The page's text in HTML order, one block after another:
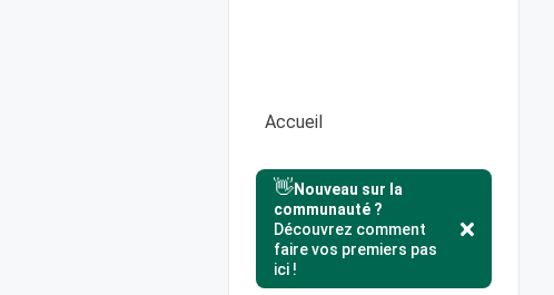
Accueil
👋Nouveau sur la
communauté ?
Découvrez comment
faire vos premiers pas
ici !